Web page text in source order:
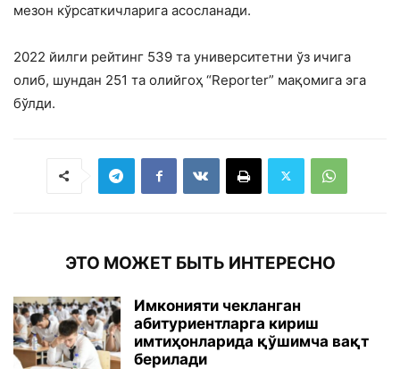
мезон кўрсаткичларига асосланади.
2022 йилги рейтинг 539 та университетни ўз ичига
олиб, шундан 251 та олийгоҳ “Reportеr” мақомига эга
бўлди.
ЭТО МОЖЕТ БЫТЬ ИНТЕРЕСНО
Имконияти чекланган
абитуриентларга кириш
имтиҳонларида қўшимча вақт
берилади